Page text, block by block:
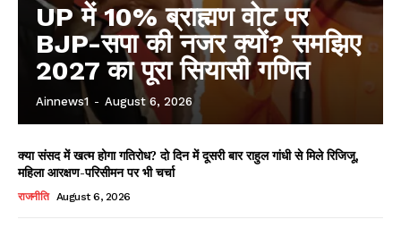
UP में 10% ब्राह्मण वोट पर
BJP-सपा की नजर क्यों? समझिए
2027 का पूरा सियासी गणित
Ainnews1 - August 6, 2026
क्या संसद में खत्म होगा गतिरोध? दो दिन में दूसरी बार राहुल गांधी से मिले रिजिजू,
महिला आरक्षण-परिसीमन पर भी चर्चा
राजनीति August 6, 2026